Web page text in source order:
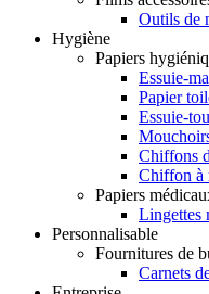
Outils de
Hygiène
Papiers
Essuie-
Papier
Essuie-
Chiffons
Chiffon à
Papiers
Lingettes
Personnalisable
Fournitures de
Carnets